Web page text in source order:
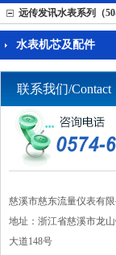
远传发讯水表系列（
水表机芯及配件
联系我们/Contact
慈溪市慈东流量仪表有限
地址：浙江省慈溪市龙
大道148号